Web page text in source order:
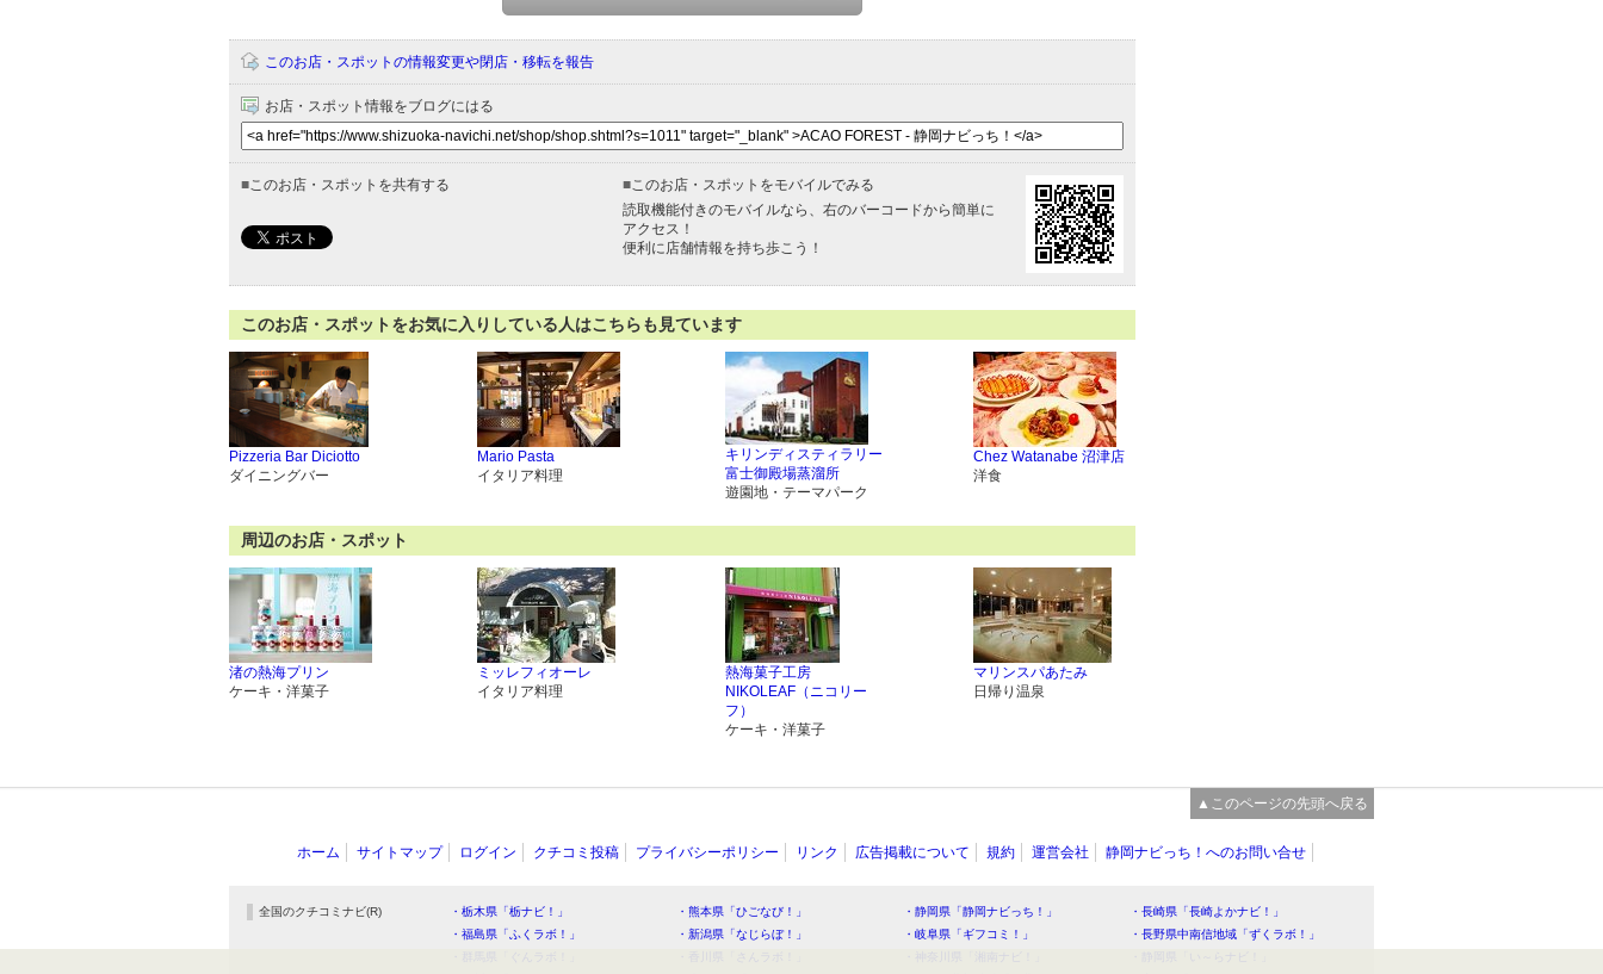
このお店・スポットの情報変更や閉店・移転を報告
お店・スポット情報をブログにはる
■このお店・スポットを共有する ■このお店・スポットをモバイルでみる
読取機能付きのモバイルなら、右のバーコードから簡単に
アクセス！
便利に店舗情報を持ち歩こう！
このお店・スポットをお気に入りしている人はこちらも見ています
Pizzeria Bar Diciotto
ダイニングバー
Mario Pasta
イタリア料理
キリンディスティラリー
富士御殿場蒸溜所
遊園地・テーマパーク
Chez Watanabe 沼津店
洋食
周辺のお店・スポット
渚の熱海プリン
ケーキ・洋菓子
ミッレフィオーレ
イタリア料理
熱海菓子工房
NIKOLEAF（ニコリー
フ）
ケーキ・洋菓子
マリンスパあたみ
日帰り温泉
▲このページの先頭へ戻る
ホーム サイトマップ ログイン クチコミ投稿 プライバシーポリシー リンク 広告掲載について 規約 運営会社 静岡ナビっち！へのお問い合せ
全国のクチコミナビ(R) ・栃木県「栃ナビ！」 ・熊本県「ひごなび！」 ・静岡県「静岡ナビっち！」
・長崎県「長崎よかナビ！」
・福島県「ふくラボ！」
・新潟県「なじらぼ！」 ・岐阜県「ギフコミ！」
・長野県中南信地域「ずくラボ！」